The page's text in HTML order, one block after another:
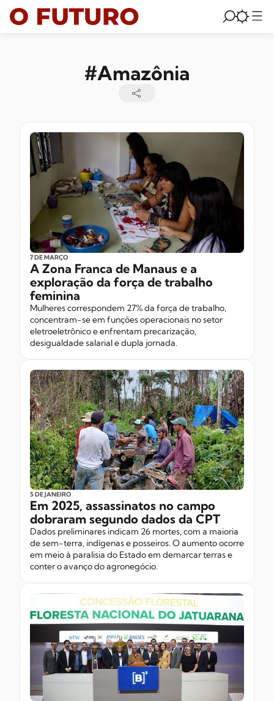
#Amazônia
7 DE MARÇO
A Zona Franca de Manaus e a
exploração da força de trabalho
feminina
Mulheres correspondem 27% da força de trabalho,
concentram-se em funções operacionais no setor
eletroeletrônico e enfrentam precarização,
desigualdade salarial e dupla jornada.
5 DE JANEIRO
Em 2025, assassinatos no campo
dobraram segundo dados da CPT
Dados preliminares indicam 26 mortes, com a maioria
de sem-terra, indígenas e posseiros. O aumento ocorre
em meio à paralisia do Estado em demarcar terras e
conter o avanço do agronegócio.